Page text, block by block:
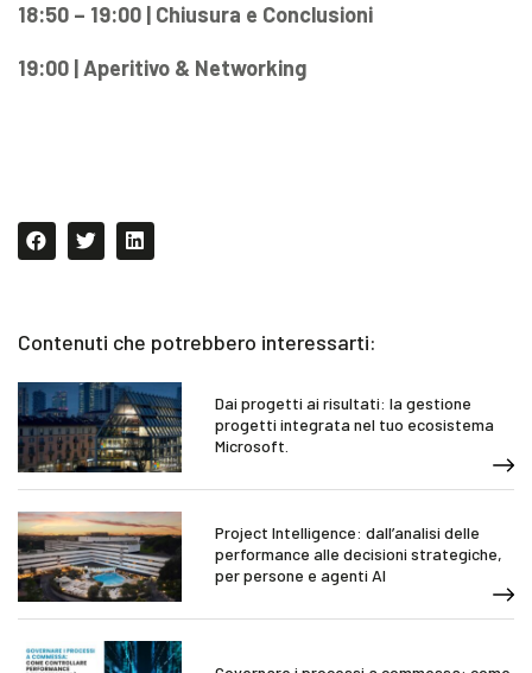
18:50 – 19:00 | Chiusura e Conclusioni
19:00 | Aperitivo & Networking
Contenuti che potrebbero interessarti:
Dai progetti ai risultati: la gestione
progetti integrata nel tuo ecosistema
Microsoft.
Project Intelligence: dall’analisi delle
performance alle decisioni strategiche,
per persone e agenti AI